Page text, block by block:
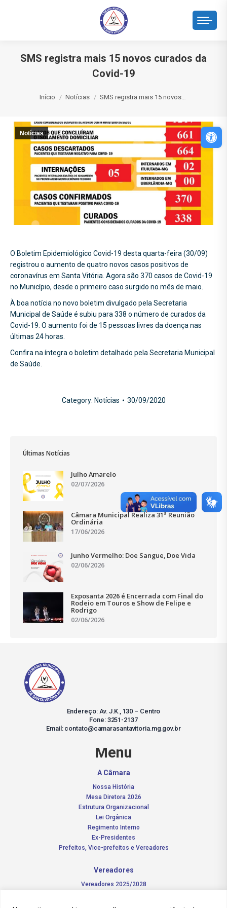
SMS registra mais 15 novos curados da
Covid-19
Início Notícias SMS registra mais 15 novos…
Notícias
O Boletim Epidemiológico Covid-19 desta quarta-feira (30/09)
registrou o aumento de quatro novos casos positivos de
coronavírus em Santa Vitória. Agora são 370 casos de Covid-19
no Município, desde o primeiro caso surgido no mês de maio.
À boa notícia no novo boletim divulgado pela Secretaria
Municipal de Saúde é subiu para 338 o número de curados da
Covid-19. O aumento foi de 15 pessoas livres da doença nas
últimas 24 horas.
Confira na íntegra o boletim detalhado pela Secretaria Municipal
de Saúde.
Category: Notícias 30/09/2020
Últimas Notícias
Julho Amarelo
02/07/2026
Câmara Municipal Realiza 31ª Reunião
Ordinária
17/06/2026
Junho Vermelho: Doe Sangue, Doe Vida
02/06/2026
Exposanta 2026 é Encerrada com Final do
Rodeio em Touros e Show de Felipe e
Rodrigo
02/06/2026
Endereço: Av. J.K., 130 – Centro
Fone: 3251-2137
Email: contato@camarasantavitoria.mg.gov.br
Menu
A Câmara
Nossa História
Mesa Diretora 2026
Estrutura Organizacional
Lei Orgânica
Regimento Interno
Ex-Presidentes
Prefeitos, Vice-prefeitos e Vereadores
Vereadores
Vereadores 2025/2028